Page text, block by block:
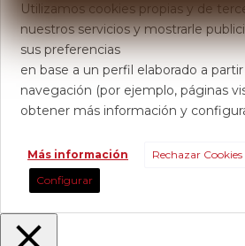
Utilizamos cookies propias y de
nuestros servicios y mostrarle
sus preferencias
en base a un perfil elaborado a
navegación (por ejemplo, páginas
obtener más información y
Más información Rechazar Cookies
Configurar